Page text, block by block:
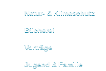
Natur- & Klimaschutz
Bücherei
Vorträge
Jugend & Familie